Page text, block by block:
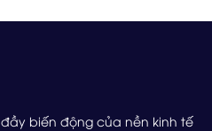
biến động của nền kinh tế